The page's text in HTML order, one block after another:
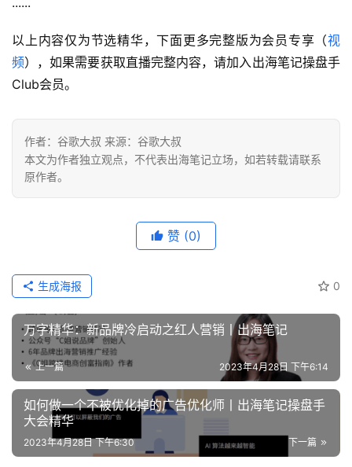
以上内容仅为节选精华，下面更多完整版为会员专享（视
频），如果需要获取直播完整内容，请加入出海笔记操盘手
Club会员。
作者：谷歌大叔 来源：谷歌大叔
本文为作者独立观点，不代表出海笔记立场，如若转载请联系
原作者。
赞 (0)
0
生成海报
万字精华：新品牌冷启动之红人营销丨出海笔记
上一篇 2023年4月28日 下午6:14
如何做一个不被优化掉的广告优化师丨出海笔记操盘手
大会精华
下一篇
2023年4月28日 下午6:30